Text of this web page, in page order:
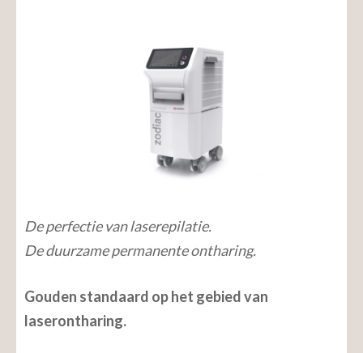
De perfectie van laserepilatie.
De duurzame permanente ontharing.
Gouden standaard op het gebied van
laserontharing.